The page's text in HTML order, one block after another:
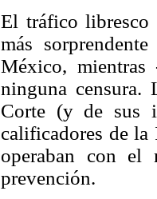
El tráfico libresco
más
México, mientras
ninguna censura.
Corte (y de sus
calificadores de
operaban con el
prevención.